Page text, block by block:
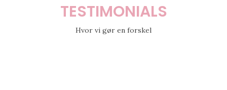
TESTIMONIALS
Hvor vi gør en forskel